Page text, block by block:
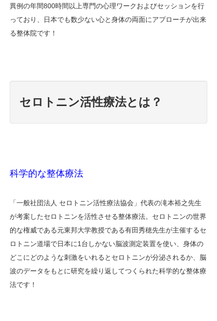
異例の年間800時間以上専門の心理ワークおよびセッションを行
っており、日本でも数少ない心と身体の両面にアプローチが出来
る整体院です！
セロトニン活性療法とは？
科学的な整体療法
「一般社団法人 セロトニン活性療法協会」代表の滝本裕之先生
が考案したセロトニンを活性させる整体療法。セロトニンの世界
的な権威である元東邦大学教授である有田秀穂先生が主催するセ
ロトニン道場で日本に1台しかない脳波測定装置を使い、身体の
どこにどのような刺激をいれるとセロトニンが分泌されるか、脳
波のデータをもとに研究を繰り返してつくられた科学的な整体療
法です！